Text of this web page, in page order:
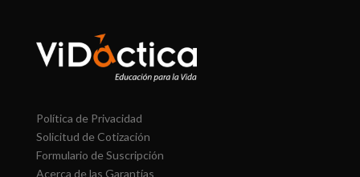
Política de Privacidad
Solicitud de Cotización
Formulario de Suscripción
Acerca de las Garantías